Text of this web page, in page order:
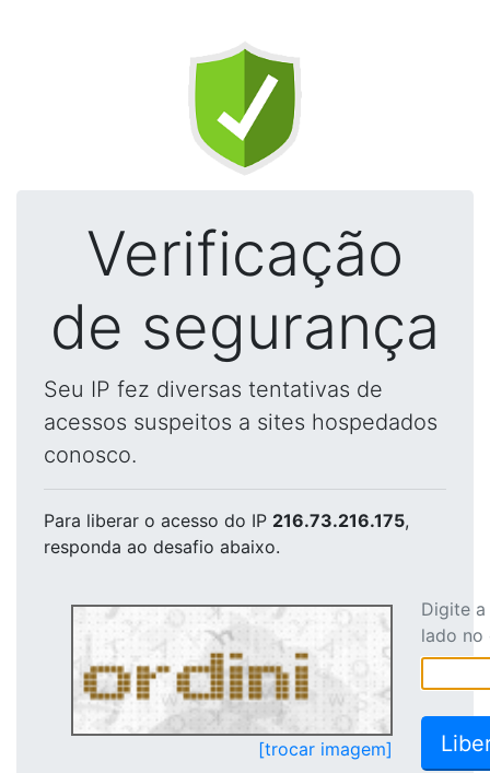
Verificação
de segurança
Seu IP fez diversas tentativas de
acessos suspeitos a sites hospedados
conosco.
Para liberar o acesso do IP 216.73.216.175,
responda ao desafio abaixo.
[trocar imagem]
Digite
lado no